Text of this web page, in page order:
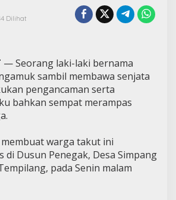
Dilihat
— Seorang laki-laki bernama
sambil membawa senjata
pengancaman serta
bahkan sempat merampas
warga takut ini
di Dusun Penegak, Desa Simpang
pada Senin malam